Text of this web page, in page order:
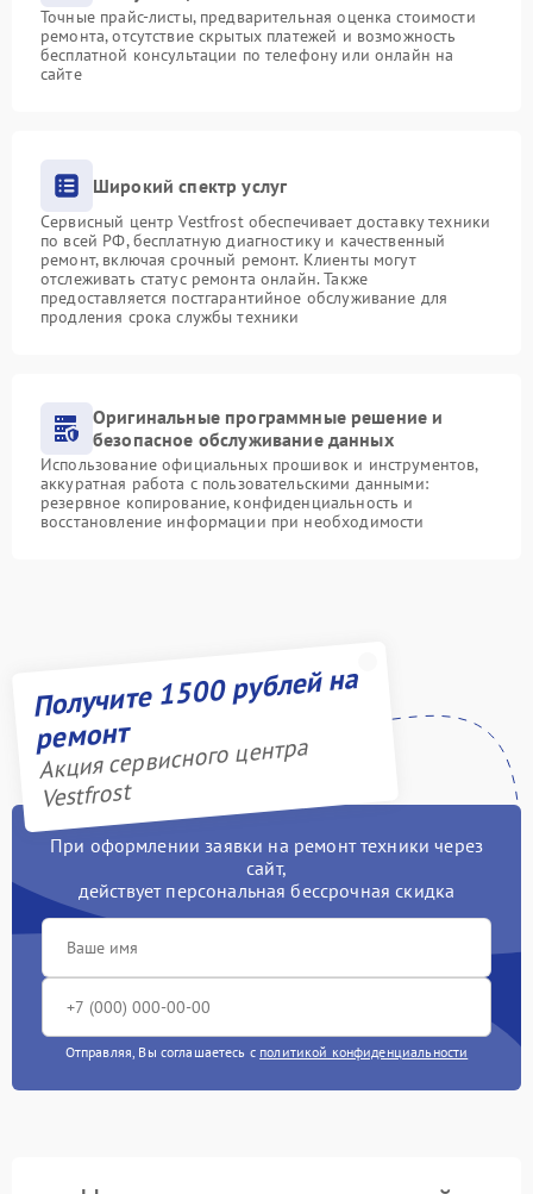
Точные прайс-листы, предварительная оценка стоимости
ремонта, отсутствие скрытых платежей и возможность
бесплатной консультации по телефону или онлайн на
сайте
Широкий спектр услуг
Сервисный центр Vestfrost обеспечивает доставку техники
по всей РФ, бесплатную диагностику и качественный
ремонт, включая срочный ремонт. Клиенты могут
отслеживать статус ремонта онлайн. Также
предоставляется постгарантийное обслуживание для
продления срока службы техники
Оригинальные программные решение и
безопасное обслуживание данных
Использование официальных прошивок и инструментов,
аккуратная работа с пользовательскими данными:
резервное копирование, конфиденциальность и
восстановление информации при необходимости
Получите 1500 рублей на
ремонт
Акция сервисного центра
Vestfrost
При оформлении заявки на ремонт техники через
сайт,
действует персональная бессрочная скидка
Отправляя, Вы соглашаетесь с политикой конфиденциальности